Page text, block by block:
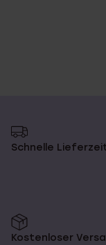
Schnelle
Kostenloser